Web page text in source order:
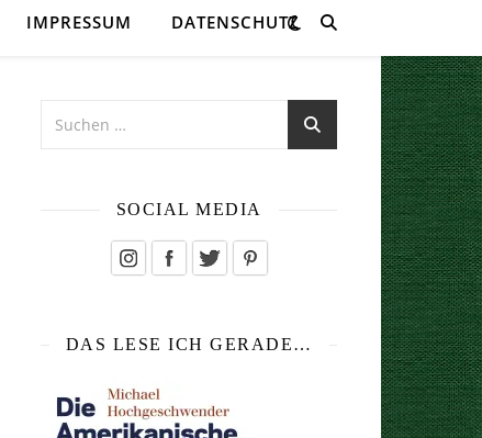
IMPRESSUM DATENSCHUTZ
SOCIAL MEDIA
DAS LESE ICH GERADE…